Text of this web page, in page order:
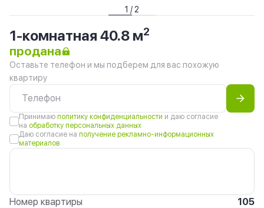
1 / 2
1-комнатная 40.8 м2
продана
Оставьте телефон и мы подберем для вас похожую
квартиру
Принимаю политику конфиденциальности и даю согласие
на обработку персональных данных
Даю согласие на получение рекламно-информационных
материалов
Номер квартиры 105